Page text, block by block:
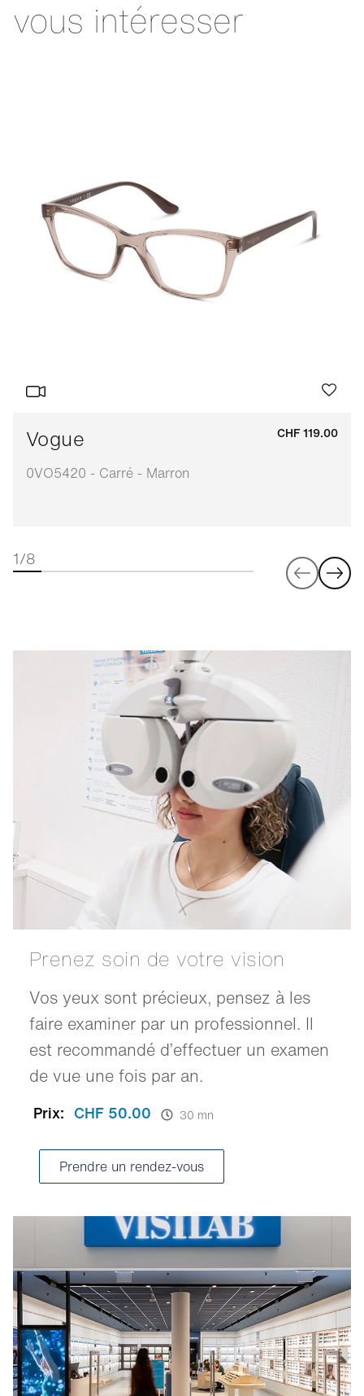
vous intéresser
Vogue
0VO5420 - Carré - Marron
CHF 119.00
1/8
Prenez soin de votre vision
Vos yeux sont précieux, pensez à les
faire examiner par un professionnel. Il
est recommandé d’effectuer un examen
de vue une fois par an.
Prix: CHF 50.00 30 mn
Prendre un rendez-vous